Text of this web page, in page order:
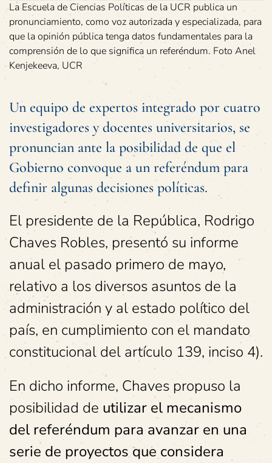
La Escuela de Ciencias Políticas de la UCR publica un
pronunciamiento, como voz autorizada y especializada, para
que la opinión pública tenga datos fundamentales para la
comprensión de lo que significa un referéndum. Foto Anel
Kenjekeeva, UCR
Un equipo de expertos integrado por cuatro
investigadores y docentes universitarios, se
pronuncian ante la posibilidad de que el
Gobierno convoque a un referéndum para
definir algunas decisiones políticas.
El presidente de la República, Rodrigo
Chaves Robles, presentó su informe
anual el pasado primero de mayo,
relativo a los diversos asuntos de la
administración y al estado político del
país, en cumplimiento con el mandato
constitucional del artículo 139, inciso 4).
En dicho informe, Chaves propuso la
posibilidad de utilizar el mecanismo
del referéndum para avanzar en una
serie de proyectos que considera